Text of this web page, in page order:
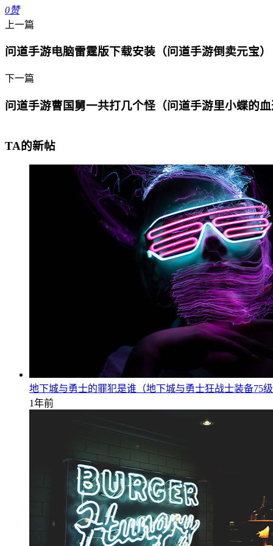
0赞
上一篇
问道手游电脑雷霆版下载安装（问道手游倒卖元宝）
下一篇
问道手游曹国舅一共打几个怪（问道手游里小蝶的
TA的新帖
地下城与勇士的罪犯是谁（地下城与勇士狂战士装备75
1年前